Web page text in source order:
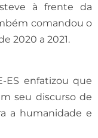
à frente da
comandou o
2020 a 2021.
ES enfatizou que
seu discurso de
a humanidade e